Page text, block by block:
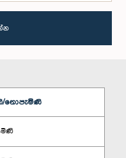
නොපැමිණි